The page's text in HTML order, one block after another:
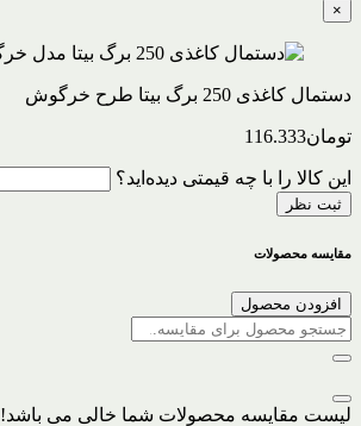
×
دستمال کاغذی 250 برگ بیتا طرح خرگوش
تومان116.333
این کالا را با چه قیمتی دیده‌اید؟
ثبت نظر
مقایسه محصولات
افزودن محصول
لیست مقایسه محصولات شما خالی می باشد!